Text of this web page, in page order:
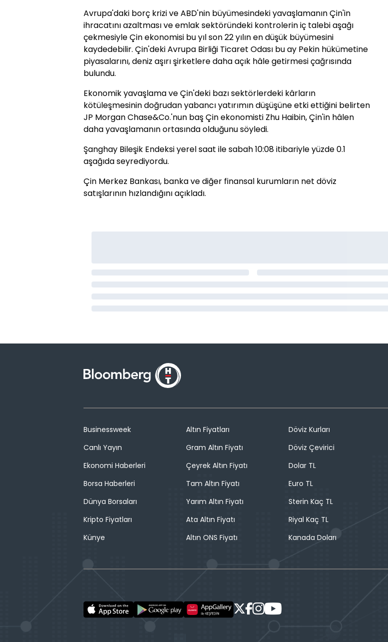
Avrupa'daki borç krizi ve ABD'nin büyümesindeki yavaşlamanın Çin'in
ihracatını azaltması ve emlak sektöründeki kontrolerin iç talebi aşağı
çekmesiyle Çin ekonomisi bu yıl son 22 yılın en düşük büyümesini
kaydedebilir. Çin'deki Avrupa Birliği Ticaret Odası bu ay Pekin hükümetine
piyasalarını, deniz aşırı şirketlere daha açık hâle getirmesi çağrısında
bulundu.
Ekonomik yavaşlama ve Çin'deki bazı sektörlerdeki kârların
kötüleşmesinin doğrudan yabancı yatırımın düşüşüne etki ettiğini belirten
JP Morgan Chase&Co.'nun baş Çin ekonomisti Zhu Haibin, Çin'in hâlen
daha yavaşlamanın ortasında olduğunu söyledi.
Şanghay Bileşik Endeksi yerel saat ile sabah 10:08 itibariyle yüzde 0.1
aşağıda seyrediyordu.
Çin Merkez Bankası, banka ve diğer finansal kurumların net döviz
satışlarının hızlandığını açıkladı.
Businessweek
Canlı Yayın
Ekonomi Haberleri
Borsa Haberleri
Dünya Borsaları
Kripto Fiyatları
Künye
Altın Fiyatları
Gram Altın Fiyatı
Çeyrek Altın Fiyatı
Tam Altın Fiyatı
Yarım Altın Fiyatı
Ata Altın Fiyatı
Altın ONS Fiyatı
Döviz Kurları
Döviz Çevirici
Dolar TL
Euro TL
Sterin Kaç TL
Riyal Kaç TL
Kanada Doları